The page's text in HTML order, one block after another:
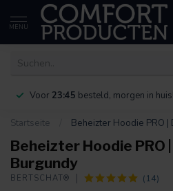
MENU
Voor 23:45 besteld, morgen in huis!
Startseite Beheizter Hoodie PRO |
Beheizter Hoodie PRO
Burgundy
BERTSCHAT® (14)